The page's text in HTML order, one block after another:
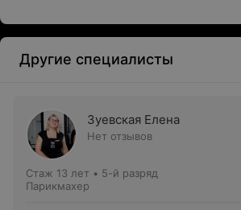
Другие специалисты
Зуевская Елена
Нет отзывов
Стаж 13 лет • 5-й разряд
Парикмахер